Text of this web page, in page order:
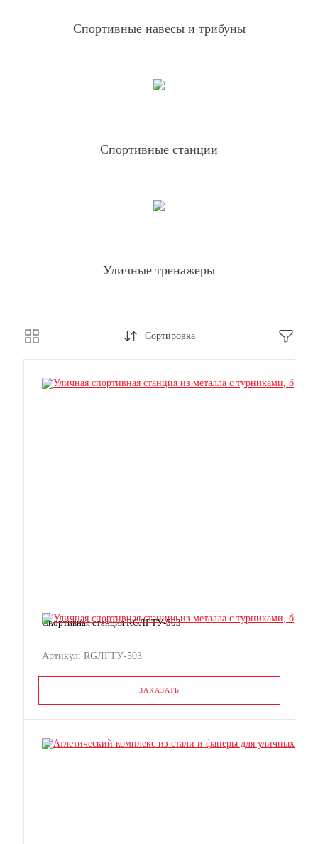
Спортивные навесы и трибуны
Спортивные станции
Уличные тренажеры
Сортировка
Спортивная станция RGЛГТУ-503
Артикул: RGЛГТУ-503
ЗАКАЗАТЬ